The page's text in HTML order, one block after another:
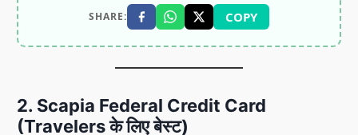
SHARE: COPY
2. Scapia Federal Credit Card
(Travelers के लिए बेस्ट)